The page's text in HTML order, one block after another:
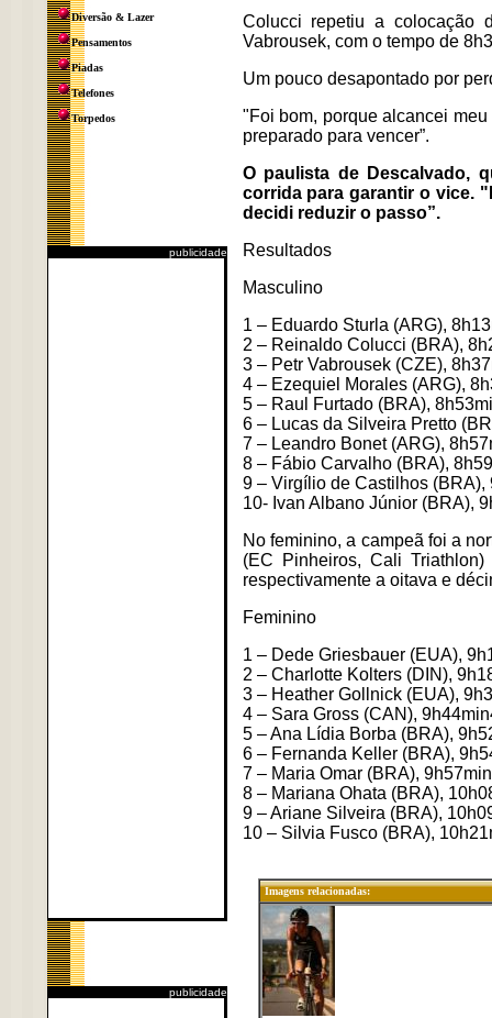
Diversão & Lazer
Pensamentos
Piadas
Telefones
Torpedos
publicidade
publicidade
Colucci repetiu a colocação
Vabrousek, com o tempo de
Um pouco desapontado por
"Foi bom, porque alcancei
preparado para vencer”.
O paulista de Descalvado,
corrida para garantir o vice.
decidi reduzir o passo”.
Resultados
Masculino
1 – Eduardo Sturla (ARG),
2 – Reinaldo Colucci (BRA),
3 – Petr Vabrousek (CZE),
4 – Ezequiel Morales (ARG),
5 – Raul Furtado (BRA),
6 – Lucas da Silveira Pretto
7 – Leandro Bonet (ARG),
8 – Fábio Carvalho (BRA),
9 – Virgílio de Castilhos (BRA),
10- Ivan Albano Júnior (BRA),
No feminino, a campeã foi a
(EC Pinheiros, Cali
respectivamente a oitava e
Feminino
1 – Dede Griesbauer (EUA),
2 – Charlotte Kolters (DIN),
3 – Heather Gollnick (EUA),
4 – Sara Gross (CAN),
5 – Ana Lídia Borba (BRA),
6 – Fernanda Keller (BRA),
7 – Maria Omar (BRA),
8 – Mariana Ohata (BRA),
9 – Ariane Silveira (BRA),
10 – Silvia Fusco (BRA),
Imagens relacionadas: